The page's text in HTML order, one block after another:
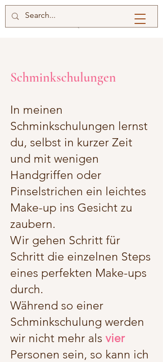
Schminkschulungen
In meinen
Schminkschulungen lernst
du, selbst in kurzer Zeit
und mit wenigen
Handgriffen oder
Pinselstrichen ein leichtes
Make-up ins Gesicht zu
zaubern.
Wir gehen Schritt für
Schritt die einzelnen Steps
eines perfekten Make-ups
durch.
Während so einer
Schminkschulung werden
wir nicht mehr als vier
Personen sein, so kann ich